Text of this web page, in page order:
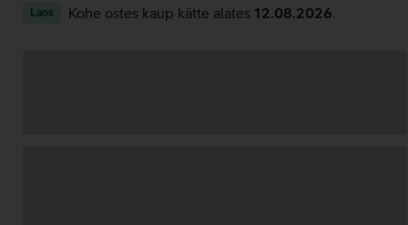
Laos Kohe ostes kaup kätte alates 12.08.2026